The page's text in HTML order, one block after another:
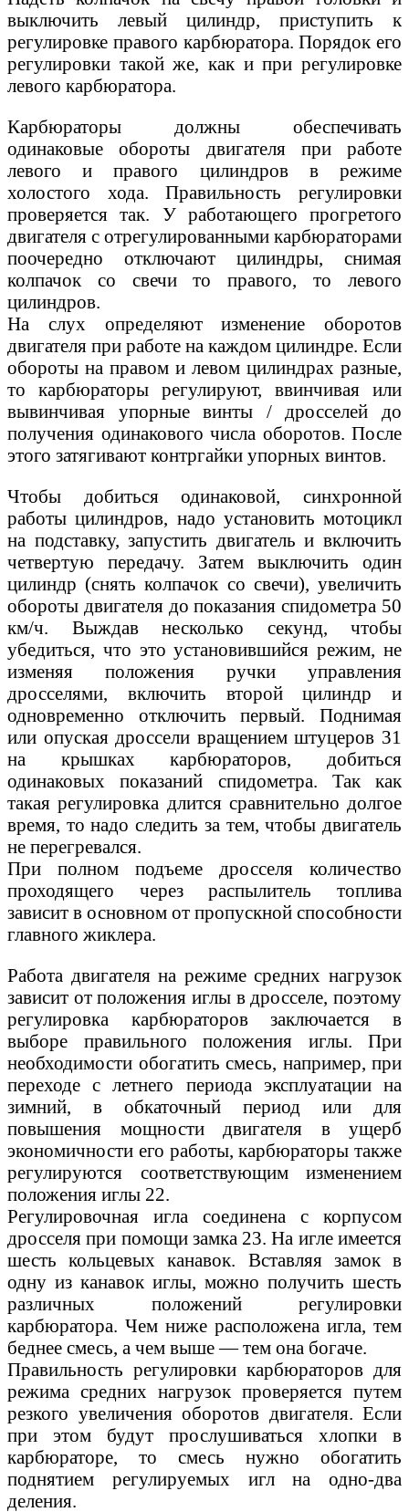
выключить левый цилиндр, приступить к
регулировке правого карбюратора. Порядок его
регулировки такой же, как и при регулировке
левого карбюратора.
Карбюраторы должны обеспечивать
одинаковые обороты двигателя при работе
левого и правого цилиндров в режиме
холостого хода. Правильность регулировки
проверяется так. У работающего прогретого
двигателя с отрегулированными карбюраторами
поочередно отключают цилиндры, снимая
колпачок со свечи то правого, то левого
цилиндров.
На слух определяют изменение оборотов
двигателя при работе на каждом цилиндре. Если
обороты на правом и левом цилиндрах разные,
то карбюраторы регулируют, ввинчивая или
вывинчивая упорные винты / дросселей до
получения одинакового числа оборотов. После
этого затягивают контргайки упорных винтов.
Чтобы добиться одинаковой, синхронной
работы цилиндров, надо установить мотоцикл
на подставку, запустить двигатель и включить
четвертую передачу. Затем выключить один
цилиндр (снять колпачок со свечи), увеличить
обороты двигателя до показания спидометра 50
км/ч. Выждав несколько секунд, чтобы
убедиться, что это установившийся режим, не
изменяя положения ручки управления
дросселями, включить второй цилиндр и
одновременно отключить первый. Поднимая
или опуская дроссели вращением штуцеров 31
на крышках карбюраторов, добиться
одинаковых показаний спидометра. Так как
такая регулировка длится сравнительно долгое
время, то надо следить за тем, чтобы двигатель
не перегревался.
При полном подъеме дросселя количество
проходящего через распылитель топлива
зависит в основном от пропускной способности
главного жиклера.
Работа двигателя на режиме средних нагрузок
зависит от положения иглы в дросселе, поэтому
регулировка карбюраторов заключается в
выборе правильного положения иглы. При
необходимости обогатить смесь, например, при
переходе с летнего периода эксплуатации на
зимний, в обкаточный период или для
повышения мощности двигателя в ущерб
экономичности его работы, карбюраторы также
регулируются соответствующим изменением
положения иглы 22.
Регулировочная игла соединена с корпусом
дросселя при помощи замка 23. На игле имеется
шесть кольцевых канавок. Вставляя замок в
одну из канавок иглы, можно получить шесть
различных положений регулировки
карбюратора. Чем ниже расположена игла, тем
беднее смесь, а чем выше — тем она богаче.
Правильность регулировки карбюраторов для
режима средних нагрузок проверяется путем
резкого увеличения оборотов двигателя. Если
при этом будут прослушиваться хлопки в
карбюраторе, то смесь нужно обогатить
поднятием регулируемых игл на одно-два
деления.